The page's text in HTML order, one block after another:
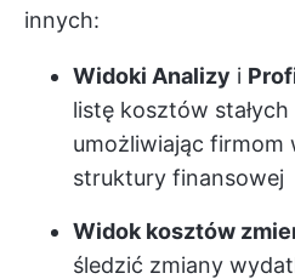
innych:
Widoki Analizy i
listę kosztów
umożliwiając firmom
struktury finansowej
Widok kosztów
śledzić zmiany